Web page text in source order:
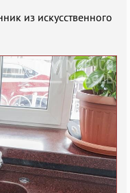
из искусственного